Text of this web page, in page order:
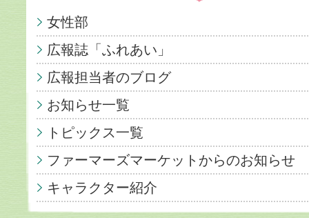
女性部
広報誌「ふれあい」
広報担当者のブログ
お知らせ一覧
トピックス一覧
ファーマーズマーケットからのお知らせ
キャラクター紹介